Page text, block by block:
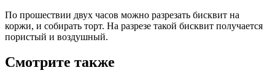
По прошествии двух часов можно разрезать бисквит на
коржи, и собирать торт. На разрезе такой бисквит получается
пористый и воздушный.
Смотрите также